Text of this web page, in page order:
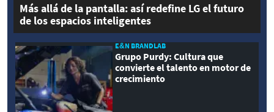
Más allá de la pantalla: así redefine LG el futuro
de los espacios inteligentes
E&N BRANDLAB
Grupo Purdy: Cultura que
convierte el talento en motor de
crecimiento